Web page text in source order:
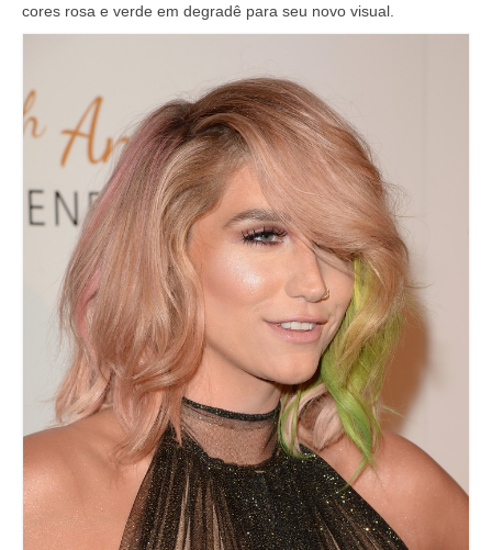
cores rosa e verde em degradê para seu novo visual.